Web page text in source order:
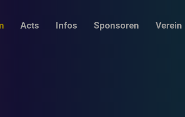
Acts Infos Sponsoren Verein